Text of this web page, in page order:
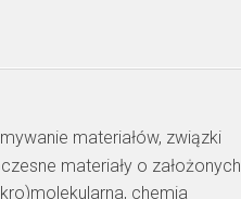
materiałów, związki
materiały o założonych
chemia